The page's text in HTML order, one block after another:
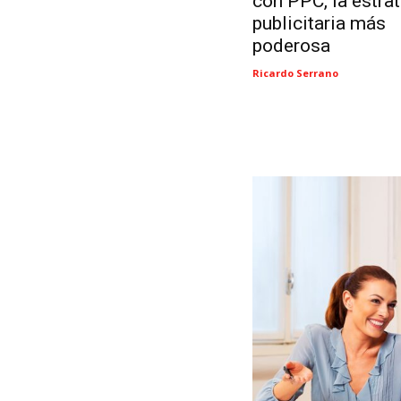
publicitaria más
poderosa
Ricardo Serrano